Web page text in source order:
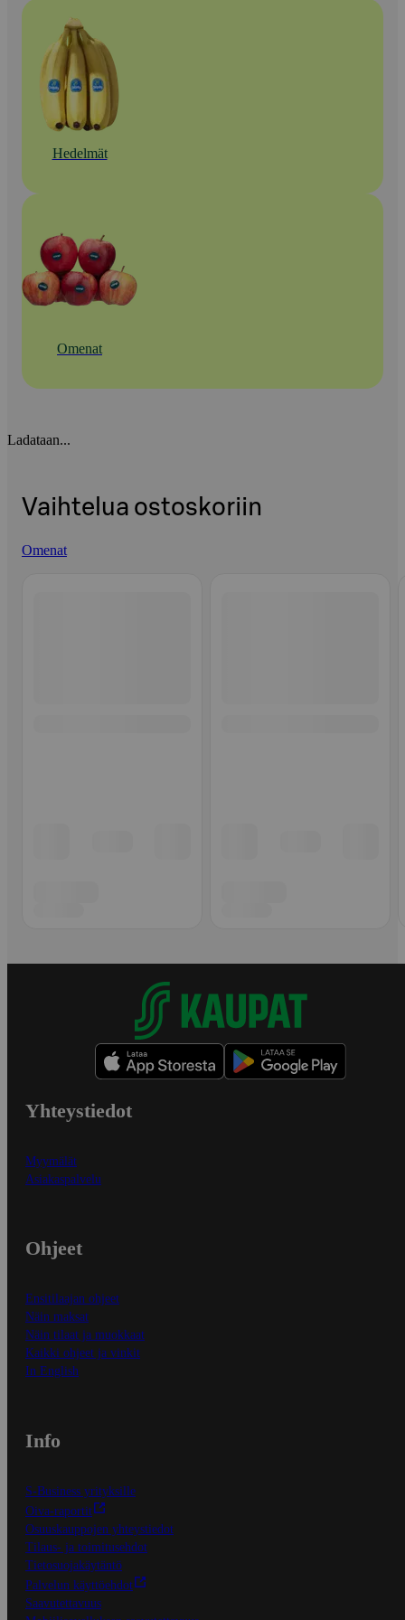
Hedelmät
Omenat
Ladataan...
Vaihtelua ostoskoriin
Omenat
Yhteystiedot
Myymälät
Asiakaspalvelu
Ohjeet
Ensitilaajan ohjeet
Näin maksat
Näin tilaat ja muokkaat
Kaikki ohjeet ja vinkit
In English
Info
S-Business yrityksille
Oiva-raportit
Osuuskauppojen yhteystiedot
Tilaus- ja toimitusehdot
Tietosuojakäytäntö
Palvelun käyttöehdot
Saavutettavuus